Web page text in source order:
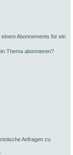
Abonnements für ein
Thema abonnieren?
Anfragen zu